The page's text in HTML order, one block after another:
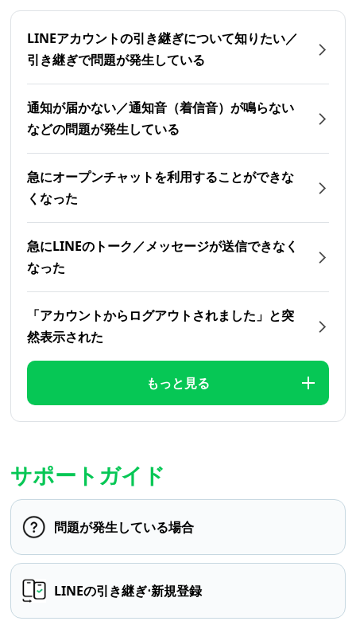
LINEアカウントの引き継ぎについて知りたい／
引き継ぎで問題が発生している
通知が届かない／通知音（着信音）が鳴らない
などの問題が発生している
急にオープンチャットを利用することができな
くなった
急にLINEのトーク／メッセージが送信できなく
なった
「アカウントからログアウトされました」と突
然表示された
もっと見る
サポートガイド
問題が発生している場合
LINEの引き継ぎ⋅新規登録